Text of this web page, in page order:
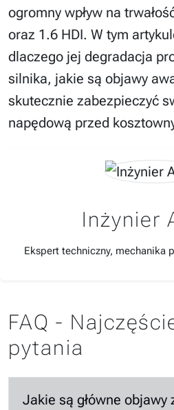
ogromny wpływ na
oraz 1.6 HDI. W tym
dlaczego jej degradacja
silnika, jakie są objawy
skutecznie zabezpieczyć
napędową przed
Inżynier
Ekspert techniczny, mechanika
FAQ -
pytania
Jakie są główne objawy